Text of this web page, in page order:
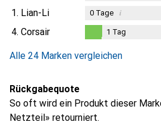
1. Lian-Li 0Tage i
4. Corsair 1 Tag
Alle 24 Marken vergleichen
Rückgabequote
So oft wird ein Produkt dieser
Netzteil» retourniert.